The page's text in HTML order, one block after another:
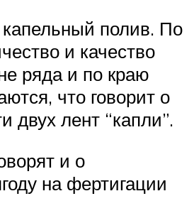
полив. По
и качество
ряда и по краю
что говорит о
двух лент “капли”.
и о
на фертигации